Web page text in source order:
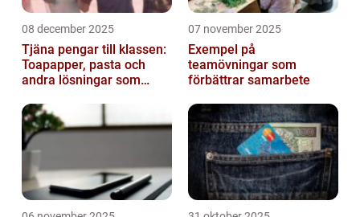
08 december 2025
Tjäna pengar till klassen:
Toapapper, pasta och
andra lösningar som
07 november 2025
Exempel på
teamövningar som
förbättrar samarbete